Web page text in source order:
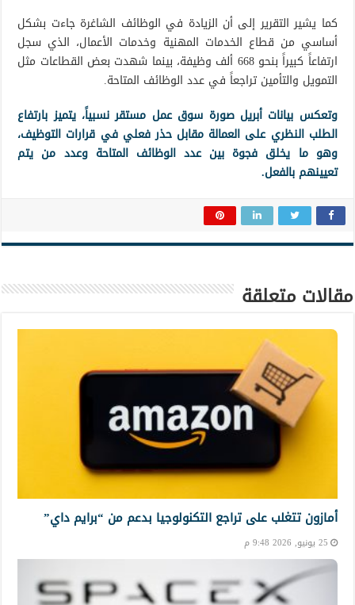
كما يشير التقرير إلى أن الزيادة في الوظائف الشاغرة جاءت بشكل
أساسي من قطاع الخدمات المهنية وخدمات الأعمال، الذي سجل
ارتفاعاً كبيراً بنحو 668 ألف وظيفة، بينما شهدت بعض القطاعات مثل
التمويل والتأمين تراجعاً في عدد الوظائف المتاحة.
وتعكس بيانات أبريل صورة سوق عمل مستقر نسبياً، يتميز بارتفاع
الطلب النظري على العمالة مقابل حذر فعلي في قرارات التوظيف،
وهو ما يخلق فجوة بين عدد الوظائف المتاحة وعدد من يتم
تعيينهم بالفعل.
مقالات متعلقة
أمازون تتغلب على تراجع التكنولوجيا بدعم من “برايم داي”
25 يونيو, 2026 9:48 م